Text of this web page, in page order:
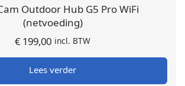
Outdoor Hub G5 Pro WiFi
(netvoeding)
€199,00 incl. BTW
Lees verder